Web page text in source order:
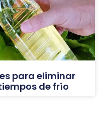
para eliminar
de frío